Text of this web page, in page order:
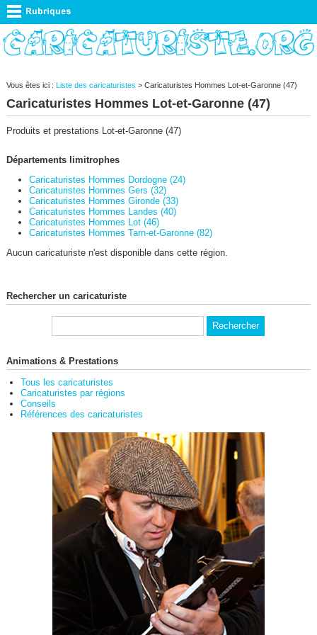
Vous êtes ici : Liste des caricaturistes > Caricaturistes Hommes Lot-et-Garonne (47)
Caricaturistes Hommes Lot-et-Garonne (47)
Produits et prestations Lot-et-Garonne (47)
Départements limitrophes
Caricaturistes Hommes Dordogne (24)
Caricaturistes Hommes Gers (32)
Caricaturistes Hommes Gironde (33)
Caricaturistes Hommes Landes (40)
Caricaturistes Hommes Lot (46)
Caricaturistes Hommes Tarn-et-Garonne (82)
Aucun caricaturiste n'est disponible dans cette région.
Rechercher un caricaturiste
Animations & Prestations
Tous les caricaturistes
Caricaturistes par régions
Conseils
Références des caricaturistes